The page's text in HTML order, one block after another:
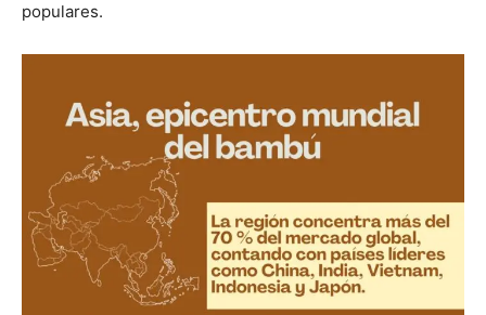
populares.